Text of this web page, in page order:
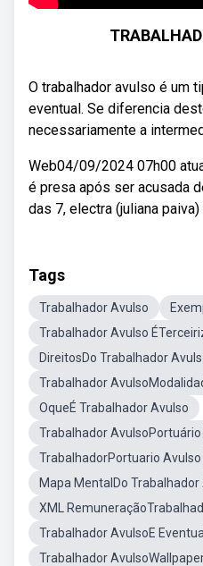
O trabalhador avulso é um
eventual. Se diferencia
necessariamente a
Web04/09/2024 07h00
é presa após ser acusada
das 7, electra (juliana
Tags
Trabalhador Avulso
Trabalhador Avulso
DireitosDo Trabalhador
Trabalhador
OqueÉ Trabalhador Avulso
Trabalhador AvulsoPortuário
TrabalhadorPortuario Avulso
Mapa MentalDo Trabalhador
XML
Trabalhador AvulsoE Eventual
Trabalhador